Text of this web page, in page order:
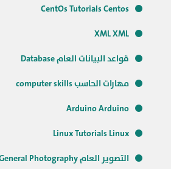
CentOs Tutorials Centos
XML XML
قواعد البيانات العام Database
مهارات الحاسب computer skills
Arduino Arduino
Linux Tutorials Linux
التصوير العام General Photography